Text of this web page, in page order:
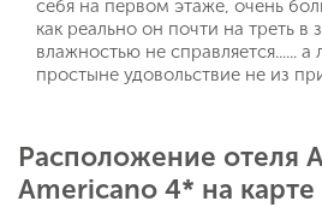
себя на первом этаже, очень
как реально он почти на треть
влажностью не справляется......
простыне удовольствие не из
Расположение отеля
Americano 4* на